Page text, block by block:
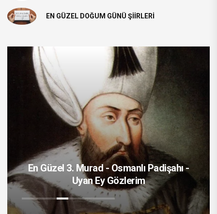
EN GÜZEL DOĞUM GÜNÜ ŞIIRLERI
En Güzel Orhan Veli Kanık - Birdenbire